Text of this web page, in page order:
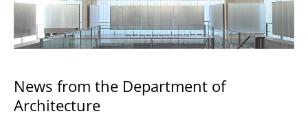
Bachelor Architecture
Bachelor Architecture+
Qualification profile
News from the Department of
Architecture